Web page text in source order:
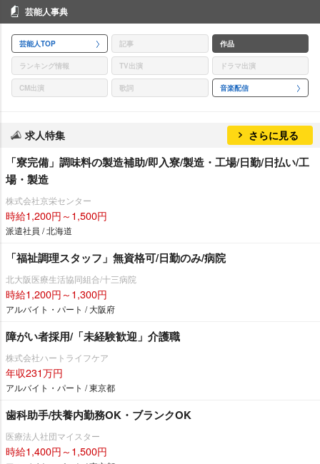
芸能人事典
芸能人TOP 記事 作品
ランキング情報 TV出演 ドラマ出演
CM出演 歌詞 音楽配信
求人特集 さらに見る
「寮完備」調味料の製造補助/即入寮/製造・工場/日勤/日払い/工
場・製造
株式会社京栄センター
時給1,200円～1,500円
派遣社員 / 北海道
「福祉調理スタッフ」無資格可/日勤のみ/病院
北大阪医療生活協同組合/十三病院
時給1,200円～1,300円
アルバイト・パート / 大阪府
障がい者採用/「未経験歓迎」介護職
株式会社ハートライフケア
年収231万円
アルバイト・パート / 東京都
歯科助手/扶養内勤務OK・ブランクOK
医療法人社団マイスター
時給1,400円～1,500円